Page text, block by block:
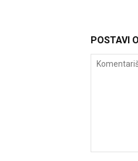
POSTAVI